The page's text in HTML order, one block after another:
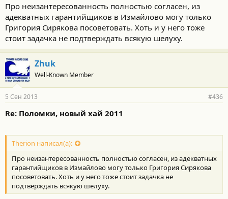
Про неизантересованность полностью согласен, из
адекватных гарантийщиков в Измайлово могу только
Григория Сирякова посоветовать. Хоть и у него тоже
стоит задачка не подтверждать всякую шелуху.
Zhuk
Well-Known Member
5 Сен 2013 #436
Re: Поломки, новый хай 2011
Therion написал(а):
Про неизантересованность полностью согласен, из адекватных
гарантийщиков в Измайлово могу только Григория Сирякова
посоветовать. Хоть и у него тоже стоит задачка не
подтверждать всякую шелуху.